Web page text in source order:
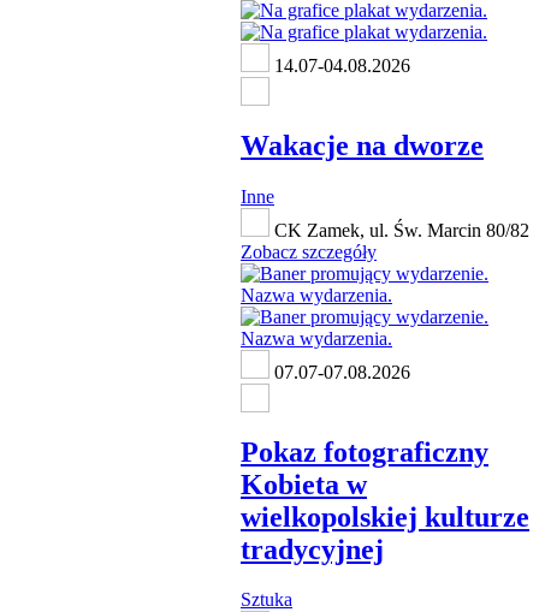
14.07-04.08.2026
Wakacje na dworze
Inne
CK Zamek, ul. Św. Marcin 80/82
Zobacz szczegóły
07.07-07.08.2026
Pokaz fotograficzny
Kobieta w
wielkopolskiej kulturze
tradycyjnej
Sztuka